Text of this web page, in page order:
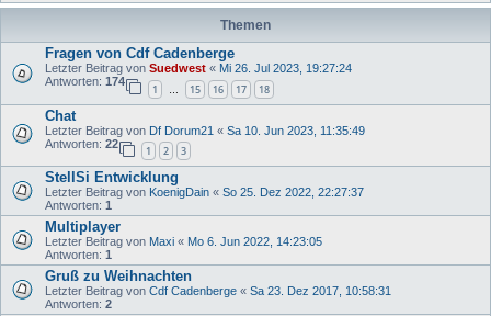
Themen
Fragen von Cdf Cadenberge
Letzter Beitrag von Suedwest « Mi 26. Jul 2023, 19:27:24
Antworten: 174
1 … 15 16 17 18
Chat
Letzter Beitrag von Df Dorum21 « Sa 10. Jun 2023, 11:35:49
Antworten: 22
1 2 3
StellSi Entwicklung
Letzter Beitrag von KoenigDain « So 25. Dez 2022, 22:27:37
Antworten: 1
Multiplayer
Letzter Beitrag von Maxi « Mo 6. Jun 2022, 14:23:05
Antworten: 1
Gruß zu Weihnachten
Letzter Beitrag von Cdf Cadenberge « Sa 23. Dez 2017, 10:58:31
Antworten: 2